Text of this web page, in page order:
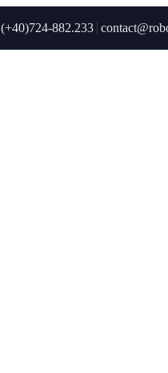
(+40)724-882.233